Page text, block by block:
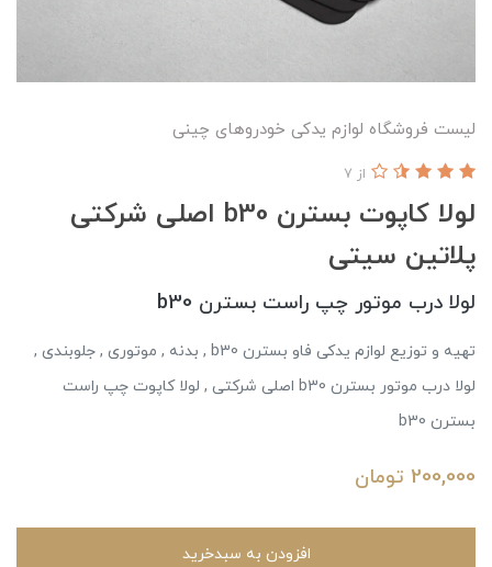
لیست فروشگاه لوازم یدکی خودروهای چینی
لولا کاپوت بسترن b30 اصلی شرکتی
پلاتین سیتی
از 7
لولا درب موتور چپ راست بسترن b30
تهیه و توزیع لوازم یدکی فاو بسترن b30 , بدنه , موتوری , جلوبندی ,
لولا درب موتور بسترن b30 اصلی شرکتی , لولا کاپوت چپ راست
بسترن b30
200,000 تومان
افزودن به سبدخرید